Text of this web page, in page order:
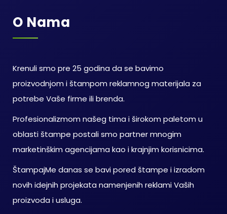
O Nama
Krenuli smo pre 25 godina da se bavimo
proizvodnjom i štampom reklamnog materijala za
potrebe Vaše firme ili brenda.
Profesionalizmom našeg tima i širokom paletom u
oblasti štampe postali smo partner mnogim
marketinškim agencijama kao i krajnjim korisnicima.
ŠtampajMe danas se bavi pored štampe i izradom
novih idejnih projekata namenjenih reklami Vaših
proizvoda i usluga.